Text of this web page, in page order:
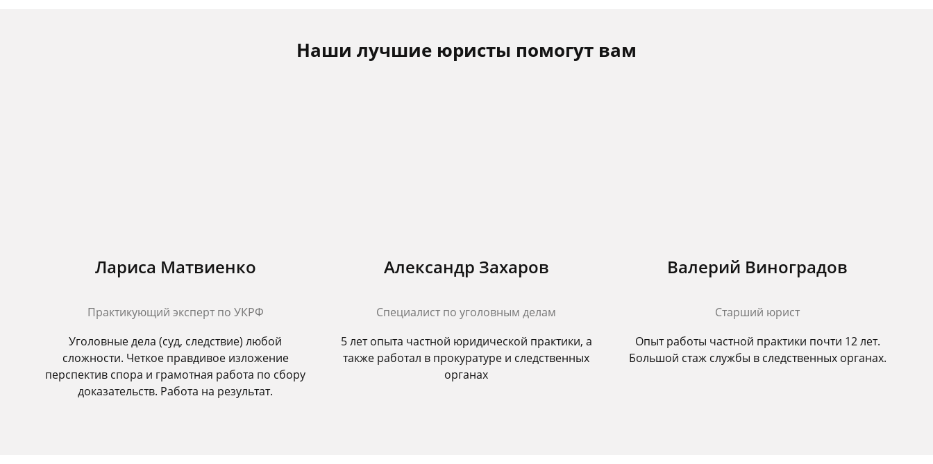
Наши лучшие юристы помогут вам
Лариса Матвиенко
Практикующий эксперт по УКРФ
Уголовные дела (суд, следствие) любой
сложности. Четкое правдивое изложение
перспектив спора и грамотная работа по сбору
доказательств. Работа на результат.
Александр Захаров
Специалист по уголовным делам
5 лет опыта частной юридической практики, а
также работал в прокуратуре и следственных
органах
Валерий Виноградов
Старший юрист
Опыт работы частной практики почти 12 лет.
Большой стаж службы в следственных органах.